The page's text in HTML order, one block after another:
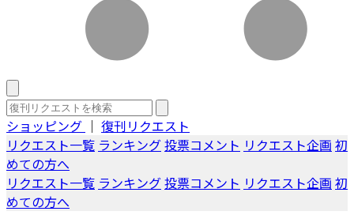
ショッピング ｜ 復刊リクエスト
リクエスト一覧 ランキング投票コメント リクエスト企画 初
めての方へ
リクエスト一覧 ランキング投票コメント リクエスト企画 初
めての方へ